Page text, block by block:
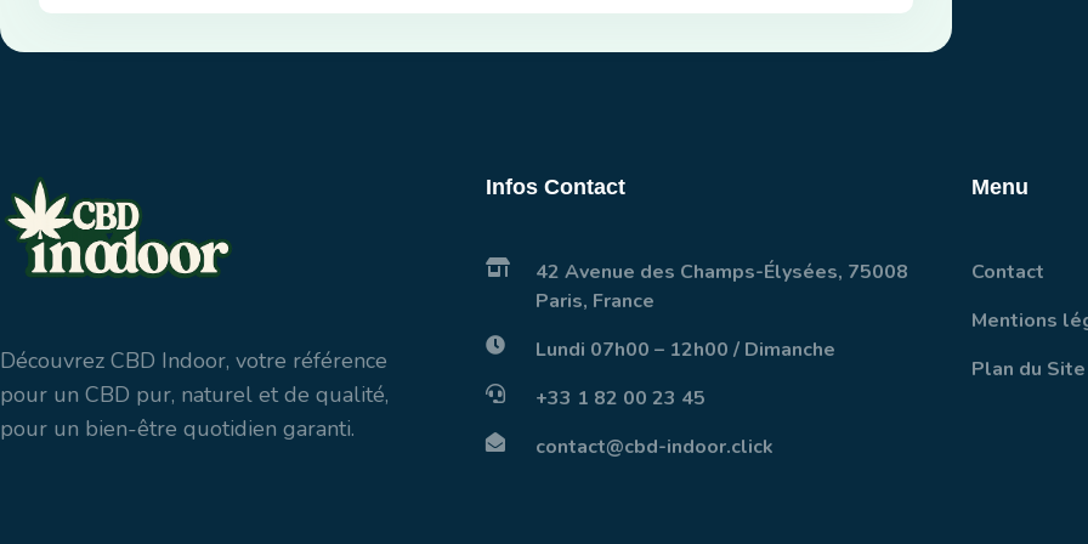
Découvrez CBD Indoor, votre référence
pour un CBD pur, naturel et de qualité,
pour un bien-être quotidien garanti.
Infos Contact
42 Avenue des Champs-Élysées, 75008
Paris, France
Lundi 07h00 – 12h00 / Dimanche
+33 1 82 00 23 45
contact@cbd-indoor.click
Menu
Contact
Mentions
Plan du Site